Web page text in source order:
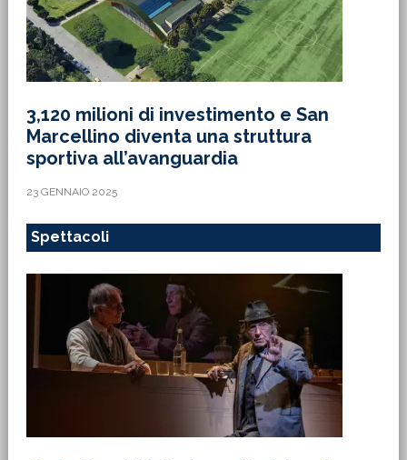
3,120 milioni di investimento e San
Marcellino diventa una struttura
sportiva all’avanguardia
23 GENNAIO 2025
Spettacoli